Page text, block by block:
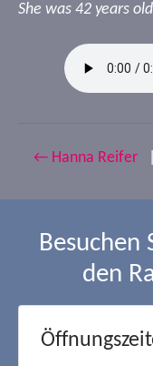
She was 42 years
← Hanna Reifer
Besuchen
den